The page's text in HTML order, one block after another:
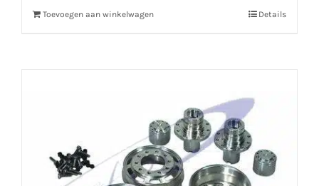
Toevoegen aan winkelwagen Details